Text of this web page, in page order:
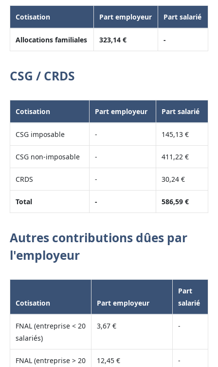
Cotisation Part employeur Part salarié
Allocations familiales 323,14 € -
CSG / CRDS
Cotisation Part employeur Part salarié
CSG imposable - 145,13 €
CSG non-imposable - 411,22 €
CRDS - 30,24 €
Total - 586,59 €
Autres contributions dûes par
l'employeur
Cotisation Part employeur
Part
salarié
FNAL (entreprise < 20
salariés)
3,67 € -
FNAL (entreprise > 20
12,45 € -